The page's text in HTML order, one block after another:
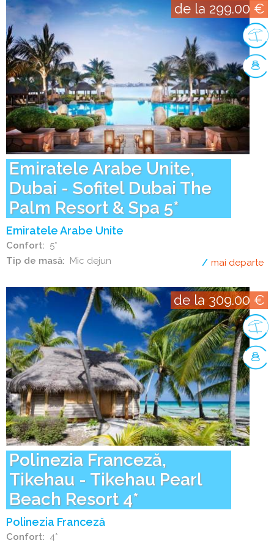
Emiratele Arabe Unite,
Dubai - Sofitel Dubai The
Palm Resort & Spa 5*
Emiratele Arabe Unite
Confort
5*
Tip de masă
Mic dejun
de la 299.00 €
mai departe
Polinezia Franceză,
Tikehau - Tikehau Pearl
Beach Resort 4*
Polinezia Franceză
Confort
4*
de la 309.00 €